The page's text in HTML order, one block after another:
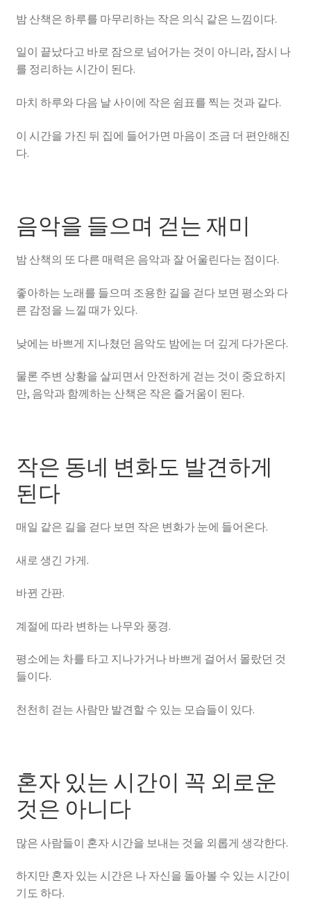
밤 산책은 하루를 마무리하는 작은 의식 같은 느낌이다.
일이 끝났다고 바로 잠으로 넘어가는 것이 아니라, 잠시 나
를 정리하는 시간이 된다.
마치 하루와 다음 날 사이에 작은 쉼표를 찍는 것과 같다.
이 시간을 가진 뒤 집에 들어가면 마음이 조금 더 편안해진
다.
음악을 들으며 걷는 재미
밤 산책의 또 다른 매력은 음악과 잘 어울린다는 점이다.
좋아하는 노래를 들으며 조용한 길을 걷다 보면 평소와 다
른 감정을 느낄 때가 있다.
낮에는 바쁘게 지나쳤던 음악도 밤에는 더 깊게 다가온다.
물론 주변 상황을 살피면서 안전하게 걷는 것이 중요하지
만, 음악과 함께하는 산책은 작은 즐거움이 된다.
작은 동네 변화도 발견하게
된다
매일 같은 길을 걷다 보면 작은 변화가 눈에 들어온다.
새로 생긴 가게.
바뀐 간판.
계절에 따라 변하는 나무와 풍경.
평소에는 차를 타고 지나가거나 바쁘게 걸어서 몰랐던 것
들이다.
천천히 걷는 사람만 발견할 수 있는 모습들이 있다.
혼자 있는 시간이 꼭 외로운
것은 아니다
많은 사람들이 혼자 시간을 보내는 것을 외롭게 생각한다.
하지만 혼자 있는 시간은 나 자신을 돌아볼 수 있는 시간이
기도 하다.